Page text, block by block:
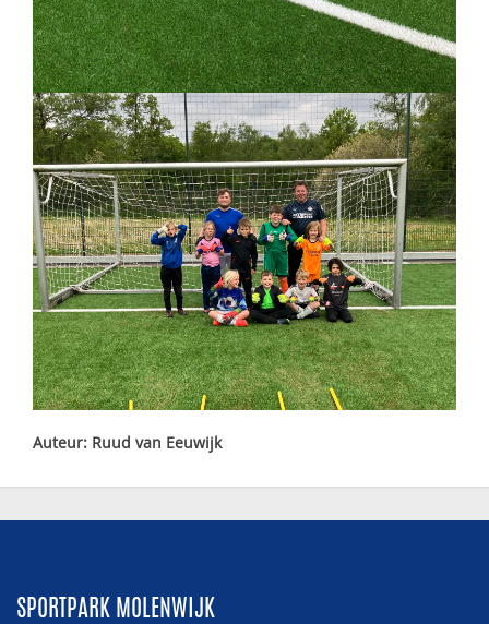
Auteur: Ruud van Eeuwijk
SPORTPARK MOLENWIJK